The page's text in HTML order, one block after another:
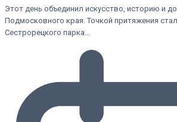
Этот день объединил искусство, историю и
Подмосковного края. Точкой притяжения
Сестрорецкого парка…